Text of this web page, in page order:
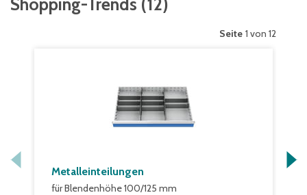
Shopping-Trends (12)
Seite 1 von 12
Metalleinteilungen
für Blendenhöhe 100/125 mm